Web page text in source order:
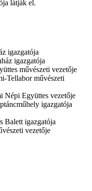
látják el.
igazgatója
igazgatója
művészeti vezetője
Tellabor művészeti
Együttes vezetője
igazgatója
Balett igazgatója
vezetője